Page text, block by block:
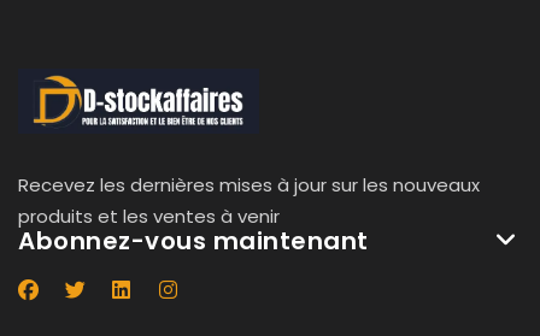
Recevez les dernières mises à jour sur les nouveaux
produits et les ventes à venir
Abonnez-vous maintenant